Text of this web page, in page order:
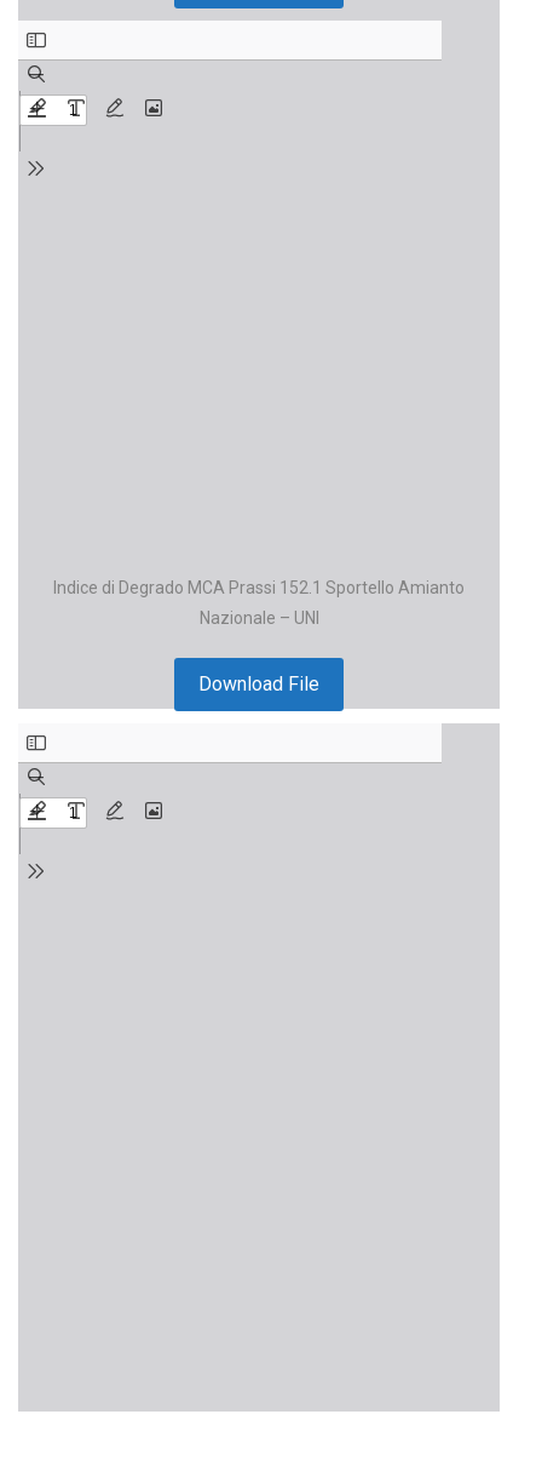
Indice di Degrado MCA Prassi 152.1 Sportello Amianto
Nazionale – UNI
Download File